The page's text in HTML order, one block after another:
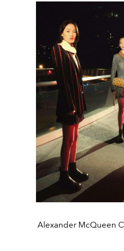
Alexander McQueen